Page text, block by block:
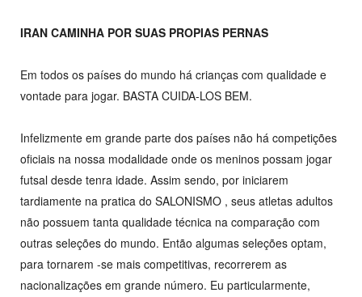
IRAN CAMINHA POR SUAS PROPIAS PERNAS
Em todos os países do mundo há crianças com qualidade e
vontade para jogar. BASTA CUIDA-LOS BEM.
Infelizmente em grande parte dos países não há competições
oficiais na nossa modalidade onde os meninos possam jogar
futsal desde tenra idade. Assim sendo, por iniciarem
tardiamente na pratica do SALONISMO , seus atletas adultos
não possuem tanta qualidade técnica na comparação com
outras seleções do mundo. Então algumas seleções optam,
para tornarem -se mais competitivas, recorrerem as
nacionalizações em grande número. Eu particularmente,